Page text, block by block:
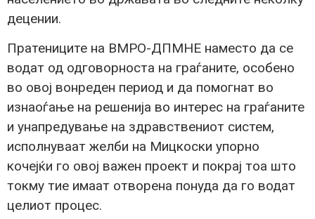
децении.
Пратениците на ВМРО-ДПМНЕ наместо да се
водат од одговорноста на граѓаните, особено
во овој вонреден период и да помогнат во
изнаоѓање на решенија во интерес на граѓаните
и унапредување на здравствениот систем,
исполнуваат желби на Мицкоски упорно
кочејќи го овој важен проект и покрај тоа што
токму тие имаат отворена понуда да го водат
целиот процес.